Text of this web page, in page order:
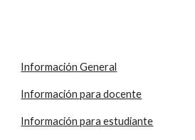
Información General
Información para docente
Información para estudiante